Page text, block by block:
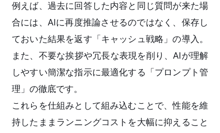
例えば、過去に回答した内容と同じ質問が来た場
合には、AIに再度推論させるのではなく、保存し
ておいた結果を返す「キャッシュ戦略」の導入。
また、不要な挨拶や冗長な表現を削り、AIが理解
しやすい簡潔な指示に最適化する「プロンプト管
理」の徹底です。
これらを仕組みとして組み込むことで、性能を維
持したままランニングコストを大幅に抑えること